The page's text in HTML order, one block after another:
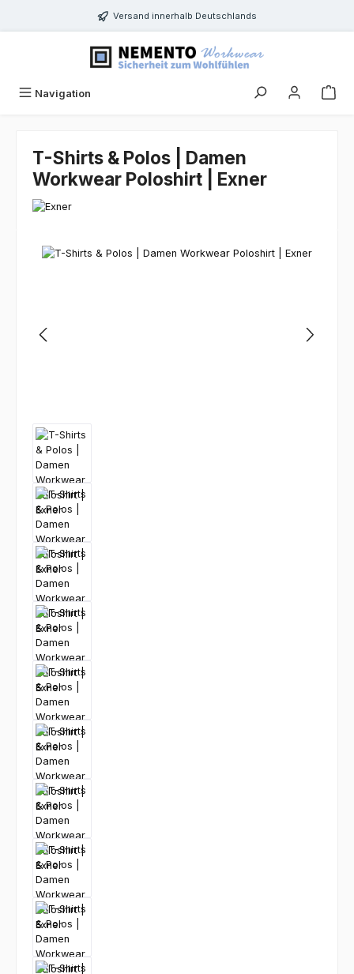
Zum Hauptinhalt springenVersand innerhalb Deutschlands
Navigation
T-Shirts & Polos | Damen
Workwear Poloshirt | Exner
Bildergalerie überspringen